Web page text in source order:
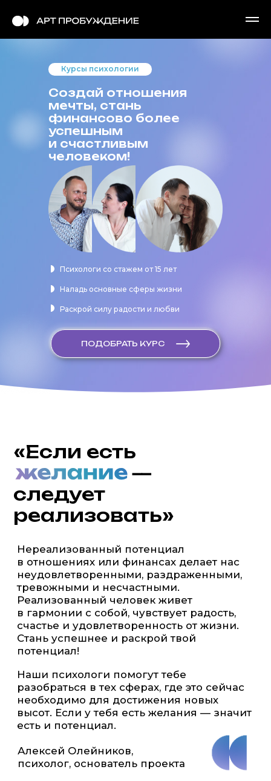
Курсы психологии
Создай отношения
мечты, стань
финансово более
успешным
и счастливым
человеком!
ПОДОБРАТЬ КУРС
Наладь основные сферы жизни
Психологи со стажем от 15 лет
Раскрой силу радости и любви
Нереализованный потенциал
счастье и удовлетворенность от жизни.
Стань успешнее и раскрой твой
Наши психологи помогут тебе
разобраться в тех сферах, где это сейчас
необходимо для достижения новых
есть и потенциал.
психолог, основатель проекта
—
следует